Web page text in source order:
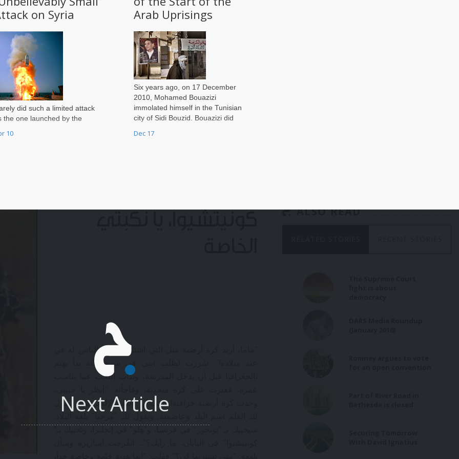
on Syria
did such a limited attack
the one launched by the
against the Syrian air
10
Arab Uprisings
Six years ago, on 17 December
2010, Mohamed Bouazizi
immolated himself in the Tunisian
city of Sidi Bouzid. Bouazizi did
form of protest, he was setting
Dec 17
Next Article
"ماما، أريد كرة أرضية مثل التي اشترتها والدة إلياس له في
عيد ميلاده!". سُررت لطلب ابني في سري لأنه بدأ يهتم
بالجغرافيا قبل أن يدخل المدرسة، وبدأت البحث عما يناسب
وجدت كرة أرضية خرافية! تلعب بها بالقلم الإلكتروني، فيقول
ALSO READ